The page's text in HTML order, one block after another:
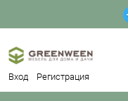
Вход Регистрация